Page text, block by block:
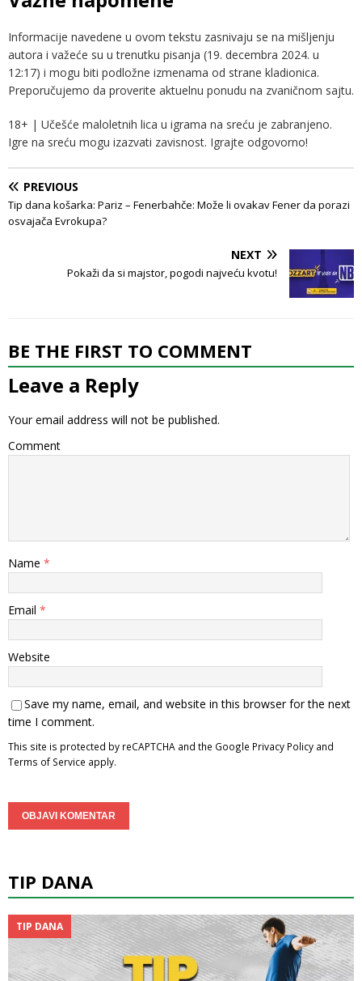
Informacije navedene u ovom tekstu zasnivaju se na mišljenju
autora i važeće su u trenutku pisanja (19. decembra 2024. u
12:17) i mogu biti podložne izmenama od strane kladionica.
Preporučujemo da proverite aktuelnu ponudu na zvaničnom sajtu.
18+ | Učešće maloletnih lica u igrama na sreću je zabranjeno.
Igre na sreću mogu izazvati zavisnost. Igrajte odgovorno!
PREVIOUS
Tip dana košarka: Pariz – Fenerbahče: Može li ovakav Fener da porazi
osvajača Evrokupa?
NEXT
Pokaži da si majstor, pogodi najveću kvotu!
BE THE FIRST TO COMMENT
Leave a Reply
Your email address will not be published.
Comment
Name *
Email *
Website
Save my name, email, and website in this browser for the next
time I comment.
This site is protected by reCAPTCHA and the Google Privacy Policy and
Terms of Service apply.
TIP DANA
TIP DANA